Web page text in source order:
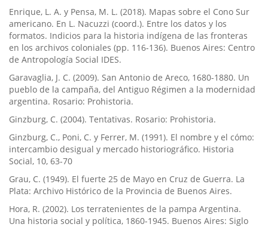
Enrique, L. A. y Pensa, M. L. (2018). Mapas sobre el Cono Sur
americano. En L. Nacuzzi (coord.). Entre los datos y los
formatos. Indicios para la historia indí­gena de las fronteras
en los archivos coloniales (pp. 116-136). Buenos Aires: Centro
de Antropologí­a Social IDES.
Garavaglia, J. C. (2009). San Antonio de Areco, 1680-1880. Un
pueblo de la campaña, del Antiguo Régimen a la modernidad
argentina. Rosario: Prohistoria.
Ginzburg, C. (2004). Tentativas. Rosario: Prohistoria.
Ginzburg, C., Poni, C. y Ferrer, M. (1991). El nombre y el cómo:
intercambio desigual y mercado historiográfico. Historia
Social, 10, 63-70
Grau, C. (1949). El fuerte 25 de Mayo en Cruz de Guerra. La
Plata: Archivo Histórico de la Provincia de Buenos Aires.
Hora, R. (2002). Los terratenientes de la pampa Argentina.
Una historia social y polí­tica, 1860-1945. Buenos Aires: Siglo